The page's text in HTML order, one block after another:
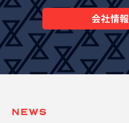
会社情報
NEWS